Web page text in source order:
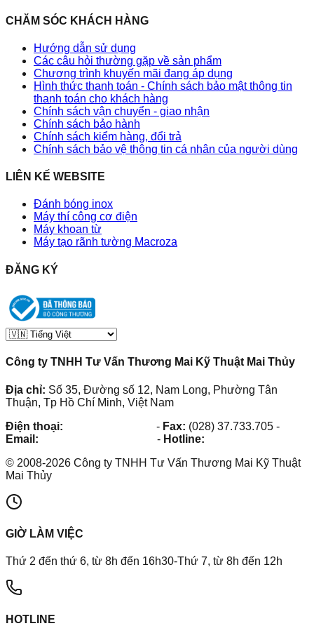
CHĂM SÓC KHÁCH HÀNG
Hướng dẫn sử dụng
Các câu hỏi thường gặp về sản phẩm
Chương trình khuyến mãi đang áp dụng
Hình thức thanh toán - Chính sách bảo mật thông tin
thanh toán cho khách hàng
Chính sách vận chuyển - giao nhận
Chính sách bảo hành
Chính sách kiểm hàng, đổi trả
Chính sách bảo vệ thông tin cá nhân của người dùng
LIÊN KẾ WEBSITE
Đánh bóng inox
Máy thí công cơ điện
Máy khoan từ
Máy tạo rãnh tường Macroza
ĐĂNG KÝ
Công ty TNHH Tư Vấn Thương Mai Kỹ Thuật Mai Thủy
Địa chỉ: Số 35, Đường số 12, Nam Long, Phường Tân
Thuận, Tp Hồ Chí Minh, Việt Nam
Điện thoại:
- Fax: (028) 37.733.705 -
Email:
- Hotline:
© 2008-2026 Công ty TNHH Tư Vấn Thương Mai Kỹ Thuật
Mai Thủy
GIỜ LÀM VIỆC
Thứ 2 đến thứ 6, từ 8h đến 16h30-Thứ 7, từ 8h đến 12h
HOTLINE